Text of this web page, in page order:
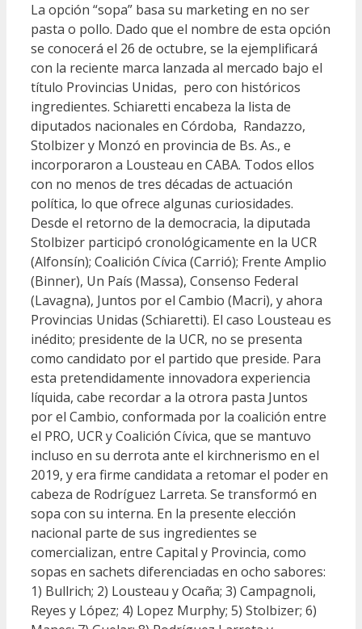
La opción “sopa” basa su marketing en no ser
pasta o pollo. Dado que el nombre de esta opción
se conocerá el 26 de octubre, se la ejemplificará
con la reciente marca lanzada al mercado bajo el
título Provincias Unidas, pero con históricos
ingredientes. Schiaretti encabeza la lista de
diputados nacionales en Córdoba, Randazzo,
Stolbizer y Monzó en provincia de Bs. As., e
incorporaron a Lousteau en CABA. Todos ellos
con no menos de tres décadas de actuación
política, lo que ofrece algunas curiosidades.
Desde el retorno de la democracia, la diputada
Stolbizer participó cronológicamente en la UCR
(Alfonsín); Coalición Cívica (Carrió); Frente Amplio
(Binner), Un País (Massa), Consenso Federal
(Lavagna), Juntos por el Cambio (Macri), y ahora
Provincias Unidas (Schiaretti). El caso Lousteau es
inédito; presidente de la UCR, no se presenta
como candidato por el partido que preside. Para
esta pretendidamente innovadora experiencia
líquida, cabe recordar a la otrora pasta Juntos
por el Cambio, conformada por la coalición entre
el PRO, UCR y Coalición Cívica, que se mantuvo
incluso en su derrota ante el kirchnerismo en el
2019, y era firme candidata a retomar el poder en
cabeza de Rodríguez Larreta. Se transformó en
sopa con su interna. En la presente elección
nacional parte de sus ingredientes se
comercializan, entre Capital y Provincia, como
sopas en sachets diferenciadas en ocho sabores:
1) Bullrich; 2) Lousteau y Ocaña; 3) Campagnoli,
Reyes y López; 4) Lopez Murphy; 5) Stolbizer; 6)